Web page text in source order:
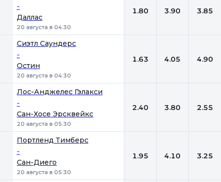
-
Даллас
20 августа в 04:30
1.80 3.90 3.85
Сиэтл Саундерс
-
Остин
20 августа в 04:30
1.63 4.05 4.90
Лос-Анджелес Гэлакси
-
Сан-Хосе Эрсквейкс
20 августа в 05:30
2.40 3.80 2.55
Портленд Тимберс
-
Сан-Диего
20 августа в 05:30
1.95 4.10 3.25